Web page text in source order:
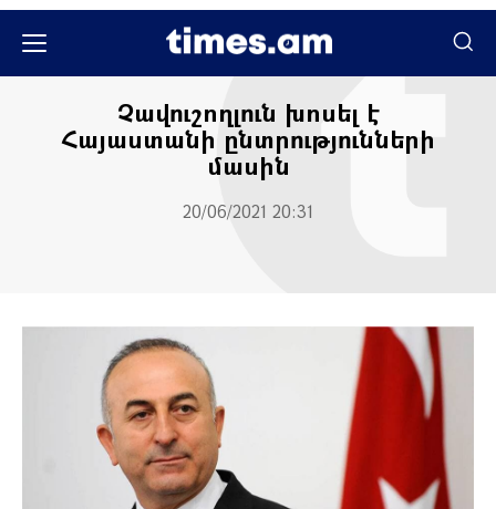
Չավուշողլուն խոսել է
Հայաստանի ընտրությունների
մասին
20/06/2021 20:31